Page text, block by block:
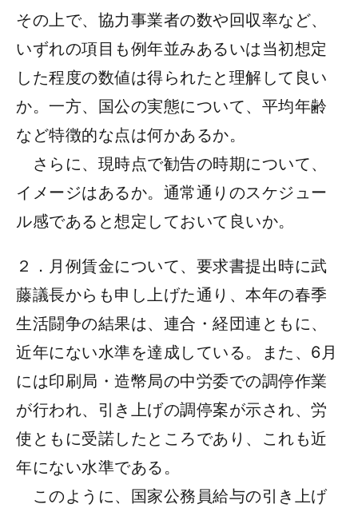
その上で、協力事業者の数や回収率など、
いずれの項目も例年並みあるいは当初想定
した程度の数値は得られたと理解して良い
か。一方、国公の実態について、平均年齢
など特徴的な点は何かあるか。
さらに、現時点で勧告の時期について、
イメージはあるか。通常通りのスケジュー
ル感であると想定しておいて良いか。
２．月例賃金について、要求書提出時に武
藤議長からも申し上げた通り、本年の春季
生活闘争の結果は、連合・経団連ともに、
近年にない水準を達成している。また、6月
には印刷局・造幣局の中労委での調停作業
が行われ、引き上げの調停案が示され、労
使ともに受諾したところであり、これも近
年にない水準である。
このように、国家公務員給与の引き上げ